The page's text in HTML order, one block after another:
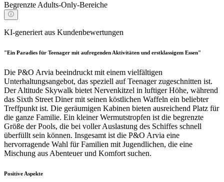
Begrenzte Adults-Only-Bereiche
KI-generiert aus Kundenbewertungen
"Ein Paradies für Teenager mit aufregenden Aktivitäten und erstklassigem Essen"
Die P&O Arvia beeindruckt mit einem vielfältigen
Unterhaltungsangebot, das speziell auf Teenager zugeschnitten ist.
Der Altitude Skywalk bietet Nervenkitzel in luftiger Höhe, während
das Sixth Street Diner mit seinen köstlichen Waffeln ein beliebter
Treffpunkt ist. Die geräumigen Kabinen bieten ausreichend Platz für
die ganze Familie. Ein kleiner Wermutstropfen ist die begrenzte
Größe der Pools, die bei voller Auslastung des Schiffes schnell
überfüllt sein können. Insgesamt ist die P&O Arvia eine
hervorragende Wahl für Familien mit Jugendlichen, die eine
Mischung aus Abenteuer und Komfort suchen.
Positive Aspekte